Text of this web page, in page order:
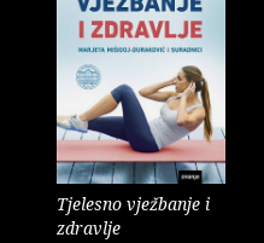
Tjelesno vježbanje i
zdravlje